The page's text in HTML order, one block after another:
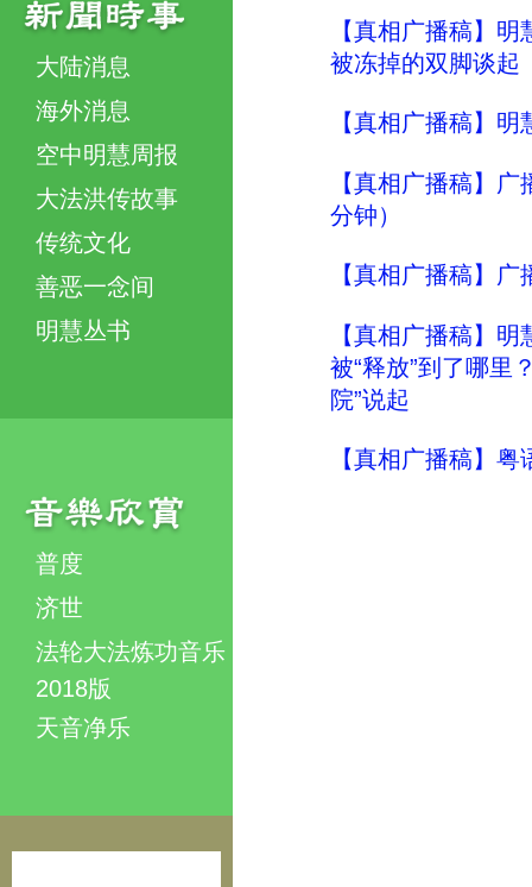
大陆消息
海外消息
空中明慧周报
大法洪传故事
传统文化
善恶一念间
明慧丛书
普度
济世
法轮大法炼功音乐
2018版
天音净乐
【真相广播稿】
被冻掉的双脚谈起
【真相广播稿】
【真相广播稿】
分钟）
【真相广播稿】
【真相广播稿】
被“释放”到了哪里
院”说起
【真相广播稿】